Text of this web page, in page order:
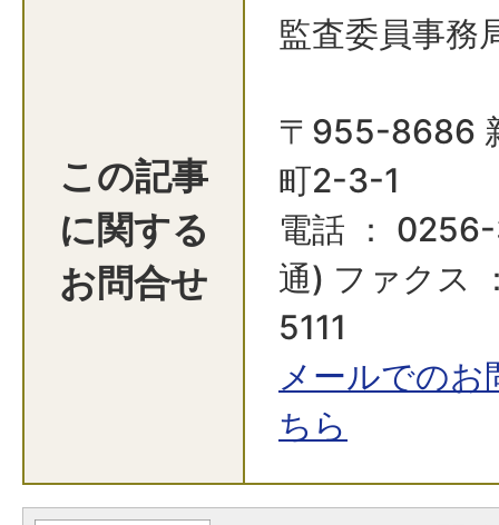
この記事
に関する
お問合せ
監査委員事務
〒955-8686
町2-3-1
電話 ：
通) ファクス
5111
メールでの
ちら